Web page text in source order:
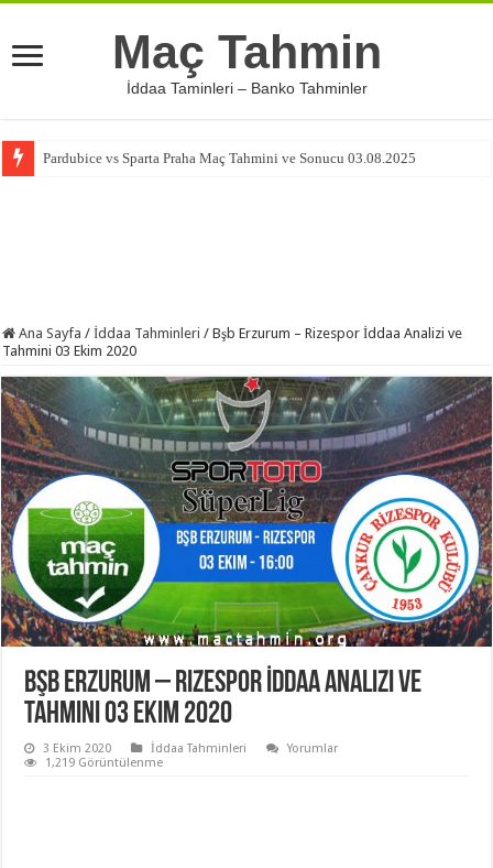
Maç Tahmin
İddaa Taminleri – Banko Tahminler
Pardubice vs Sparta Praha Maç Tahmini ve Sonucu 03.08.2025
Ana Sayfa / İddaa Tahminleri / Bşb Erzurum – Rizespor İddaa Analizi ve
Tahmini 03 Ekim 2020
Bşb Erzurum – Rizespor İddaa Analizi ve
Tahmini 03 Ekim 2020
3 Ekim 2020 İddaa Tahminleri
Yorumlar
1,219 Görüntülenme